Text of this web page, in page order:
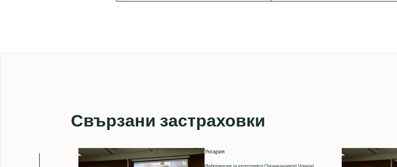
Свързани застраховки
Унгария